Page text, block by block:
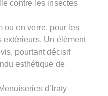
contre les insectes
ou en verre, pour les
extérieurs. Un élément
pourtant décisif
esthétique de
d’Iraty